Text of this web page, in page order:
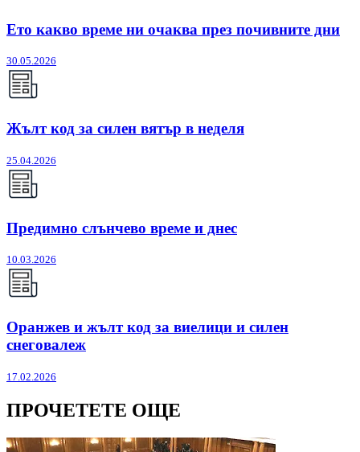
Ето какво време ни очаква през почивните дни
30.05.2026
Жълт код за силен вятър в неделя
25.04.2026
Предимно слънчево време и днес
10.03.2026
Оранжев и жълт код за виелици и силен
снеговалеж
17.02.2026
ПРОЧЕТЕТЕ ОЩЕ